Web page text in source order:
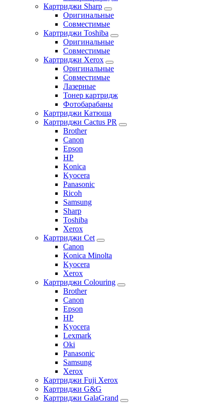
Картриджи Sharp
Оригинальные
Совместимые
Картриджи Toshiba
Оригинальные
Совместимые
Картриджи Xerox
Оригинальные
Совместимые
Лазерные
Тонер картридж
Фотобарабаны
Картриджи Катюша
Картриджи Cactus PR
Brother
Canon
Epson
HP
Konica
Kyocera
Panasonic
Ricoh
Samsung
Sharp
Toshiba
Xerox
Картриджи Cet
Canon
Konica Minolta
Kyocera
Xerox
Картриджи Colouring
Brother
Canon
Epson
HP
Kyocera
Lexmark
Oki
Panasonic
Samsung
Xerox
Картриджи Fuji Xerox
Картриджи G&G
Картриджи GalaGrand